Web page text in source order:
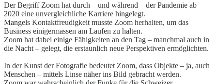
Der Begriff Zoom hat durch – und während – der Pandemie ab
2020 eine unvergleichliche Karriere hingelegt.
Mangels Kontaktfreudigkeit musste Zoom herhalten, um das
Business einigermassen am Laufen zu halten.
Zoom hat dabei einige Fähigkeiten an den Tag – manchmal auch in
die Nacht – gelegt, die erstaunlich neue Perspektiven ermöglichten.
In der Kunst der Fotografie bedeutet Zoom, dass Objekte – ja, auch
Menschen – mittels Linse näher ins Bild gebracht werden.